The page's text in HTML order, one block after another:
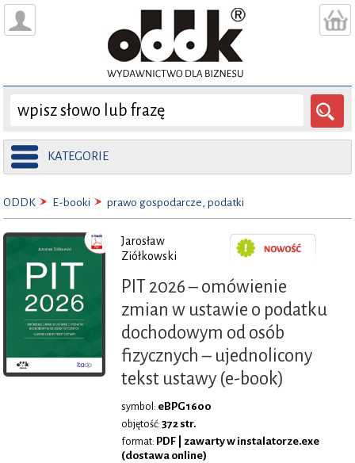
KATEGORIE
ODDK E-booki prawo gospodarcze, podatki
Jarosław
Ziółkowski
PIT 2026 – omówienie
zmian w ustawie o podatku
dochodowym od osób
fizycznych – ujednolicony
tekst ustawy (e-book)
symbol: eBPG1600
objętość: 372 str.
format: PDF | zawarty w instalatorze.exe
(dostawa online)